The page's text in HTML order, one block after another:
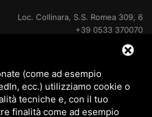
(come ad esempio
ecc.) utilizziamo cookie o
tecniche e, con il tuo
finalità come ad esempio
Loc. Collinara, S.S. Romea 309, 6
+39 0533 370070
Viale delle Nazioni Unite, 95
+39 0533 370070
Ufficio di cantiere V.Le Portogallo
+39 0533 37007